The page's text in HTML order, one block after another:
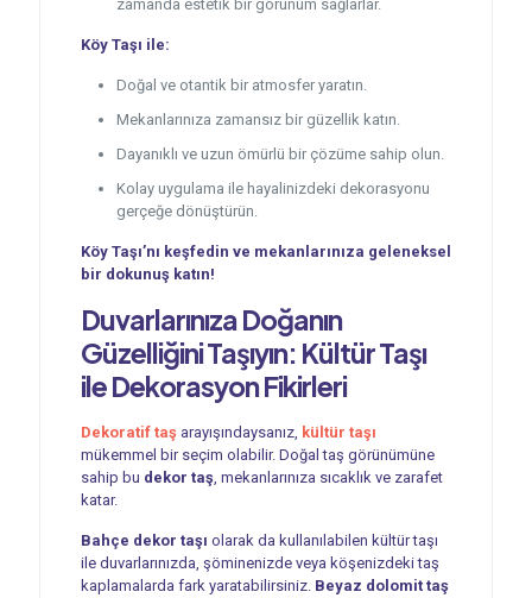
zamanda estetik bir görünüm sağlarlar.
Köy Taşı ile:
Doğal ve otantik bir atmosfer yaratın.
Mekanlarınıza zamansız bir güzellik katın.
Dayanıklı ve uzun ömürlü bir çözüme sahip olun.
Kolay uygulama ile hayalinizdeki dekorasyonu
gerçeğe dönüştürün.
Köy Taşı’nı keşfedin ve mekanlarınıza geleneksel
bir dokunuş katın!
Duvarlarınıza Doğanın
Güzelliğini Taşıyın: Kültür Taşı
ile Dekorasyon Fikirleri
Dekoratif taş arayışındaysanız, kültür taşı
mükemmel bir seçim olabilir. Doğal taş görünümüne
sahip bu dekor taş , mekanlarınıza sıcaklık ve zarafet
katar.
Bahçe dekor taşı olarak da kullanılabilen kültür taşı
ile duvarlarınızda, şöminenizde veya köşenizdeki taş
kaplamalarda fark yaratabilirsiniz. Beyaz dolomit taş